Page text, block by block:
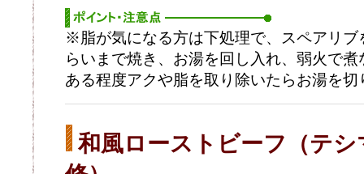
※脂が気になる方は下処理で、スペアリ
らいまで焼き、お湯を回し入れ、弱火で
ある程度アクや脂を取り除いたらお湯を
和風ローストビーフ（テ